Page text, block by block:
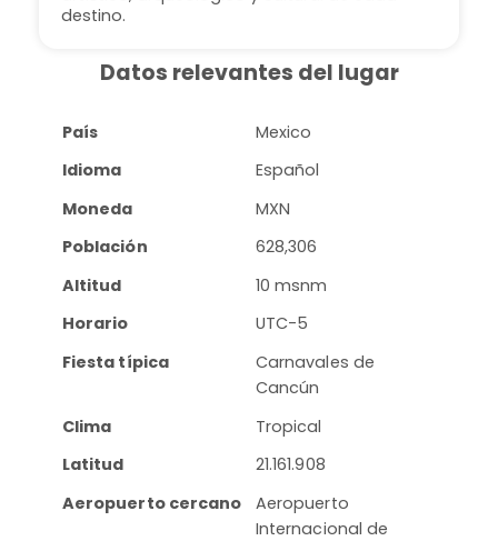
destino.
Datos relevantes del lugar
País
Mexico
Idioma
Español
Moneda
MXN
Población
628,306
Altitud
10 msnm
Horario
UTC-5
Fiesta típica
Carnavales de
Cancún
Clima
Tropical
Latitud
21.161.908
Aeropuerto cercano
Aeropuerto
Internacional de